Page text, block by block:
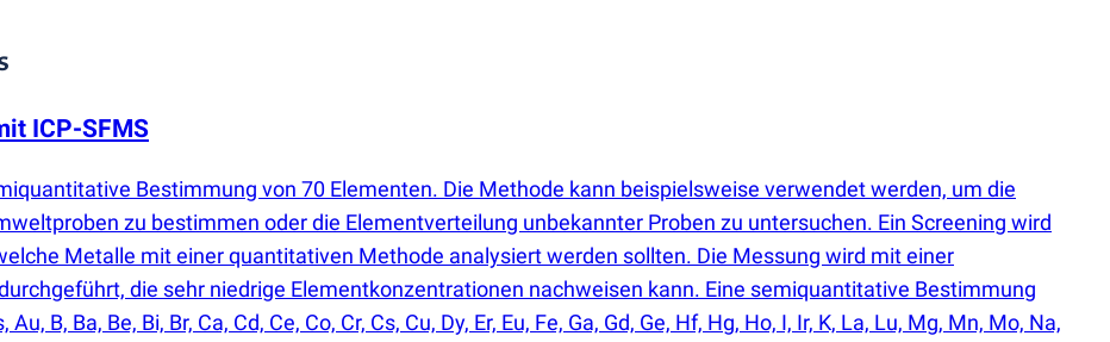
ICP-SFMS
Bestimmung von 70 Elementen. Die Methode kann beispielsweise verwendet werden, um die
zu bestimmen oder die Elementverteilung unbekannter Proben zu untersuchen. Ein Screening wird
Metalle mit einer quantitativen Methode analysiert werden sollten. Die Messung wird mit einer
die sehr niedrige Elementkonzentrationen nachweisen kann. Eine semiquantitative Bestimmung
B, Ba, Be, Bi, Br, Ca, Cd, Ce, Co, Cr, Cs, Cu, Dy, Er, Eu, Fe, Ga, Gd, Ge, Hf, Hg, Ho, I, Ir, K, La, Lu, Mg, Mn, Mo, Na,